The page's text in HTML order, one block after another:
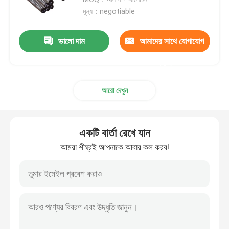
মূল্য：negotiable
ভালো দাম আমাদের সাথে যোগাযোগ
আরো দেখুন
একটি বার্তা রেখে যান
আমরা শীঘ্রই আপনাকে আবার কল করব!